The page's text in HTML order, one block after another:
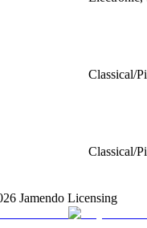
Classical/
Classical/
Jamendo Licensing